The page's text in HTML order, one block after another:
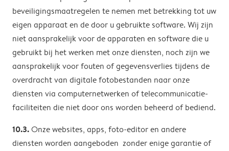
beveiligingsmaatregelen te nemen met betrekking tot uw
eigen apparaat en de door u gebruikte software. Wij zijn
niet aansprakelijk voor de apparaten en software die u
gebruikt bij het werken met onze diensten, noch zijn we
aansprakelijk voor fouten of gegevensverlies tijdens de
overdracht van digitale fotobestanden naar onze
diensten via computernetwerken of telecommunicatie-
faciliteiten die niet door ons worden beheerd of bediend.
10.3.Onze websites, apps, foto-editor en andere
diensten worden aangeboden zonder enige garantie of